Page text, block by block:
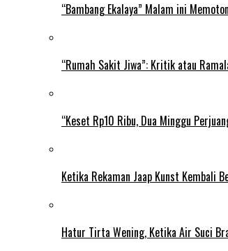
“Bambang Ekalaya” Malam ini
“Rumah Sakit Jiwa”: Kritik atau
“Keset Rp10 Ribu, Dua Minggu
Ketika Rekaman Jaap Kunst Kembali
Hatur Tirta Wening, Ketika Air Suci